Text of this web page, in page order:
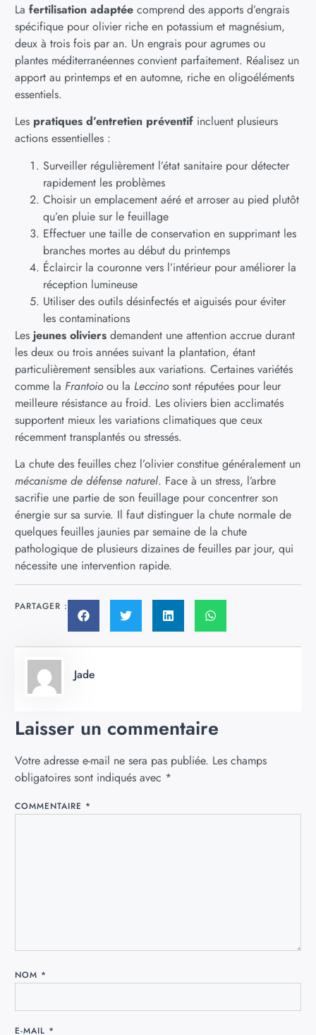
La fertilisation adaptée comprend des apports d’engrais
spécifique pour olivier riche en potassium et magnésium,
deux à trois fois par an. Un engrais pour agrumes ou
plantes méditerranéennes convient parfaitement. Réalisez un
apport au printemps et en automne, riche en oligoéléments
essentiels.
Les pratiques d’entretien préventif incluent plusieurs
actions essentielles :
Surveiller régulièrement l’état sanitaire pour détecter
rapidement les problèmes
Choisir un emplacement aéré et arroser au pied plutôt
qu’en pluie sur le feuillage
Effectuer une taille de conservation en supprimant les
branches mortes au début du printemps
Éclaircir la couronne vers l’intérieur pour améliorer la
réception lumineuse
Utiliser des outils désinfectés et aiguisés pour éviter
les contaminations
Les jeunes oliviers demandent une attention accrue durant
les deux ou trois années suivant la plantation, étant
particulièrement sensibles aux variations. Certaines variétés
comme la Frantoioou la Leccinosont réputées pour leur
meilleure résistance au froid. Les oliviers bien acclimatés
supportent mieux les variations climatiques que ceux
récemment transplantés ou stressés.
La chute des feuilles chez l’olivier constitue généralement un
mécanisme de défense naturel. Face à un stress, l’arbre
sacrifie une partie de son feuillage pour concentrer son
énergie sur sa survie. Il faut distinguer la chute normale de
quelques feuilles jaunies par semaine de la chute
pathologique de plusieurs dizaines de feuilles par jour, qui
nécessite une intervention rapide.
PARTAGER :
Jade
Laisser un commentaire
Votre adresse e-mail ne sera pas publiée. Les champs
obligatoires sont indiqués avec *
COMMENTAIRE *
NOM *
E-MAIL *